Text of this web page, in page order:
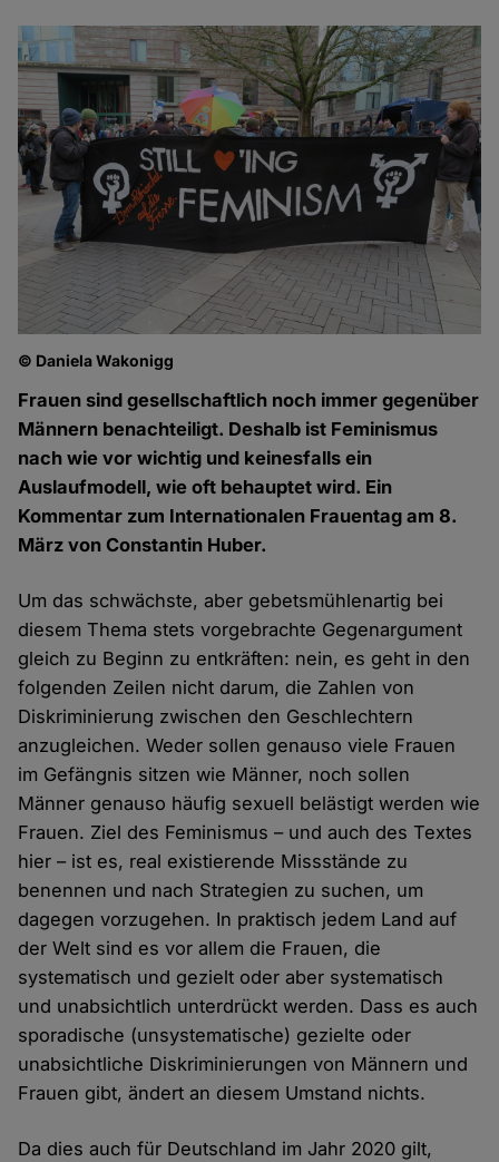
© Daniela Wakonigg
Frauen sind gesellschaftlich noch immer gegenüber
Männern benachteiligt. Deshalb ist Feminismus
nach wie vor wichtig und keinesfalls ein
Auslaufmodell, wie oft behauptet wird. Ein
Kommentar zum Internationalen Frauentag am 8.
März von Constantin Huber.
Um das schwächste, aber gebetsmühlenartig bei
diesem Thema stets vorgebrachte Gegenargument
gleich zu Beginn zu entkräften: nein, es geht in den
folgenden Zeilen nicht darum, die Zahlen von
Diskriminierung zwischen den Geschlechtern
anzugleichen. Weder sollen genauso viele Frauen
im Gefängnis sitzen wie Männer, noch sollen
Männer genauso häufig sexuell belästigt werden wie
Frauen. Ziel des Feminismus – und auch des Textes
hier – ist es, real existierende Missstände zu
benennen und nach Strategien zu suchen, um
dagegen vorzugehen. In praktisch jedem Land auf
der Welt sind es vor allem die Frauen, die
systematisch und gezielt oder aber systematisch
und unabsichtlich unterdrückt werden. Dass es auch
sporadische (unsystematische) gezielte oder
unabsichtliche Diskriminierungen von Männern und
Frauen gibt, ändert an diesem Umstand nichts.
Da dies auch für Deutschland im Jahr 2020 gilt,